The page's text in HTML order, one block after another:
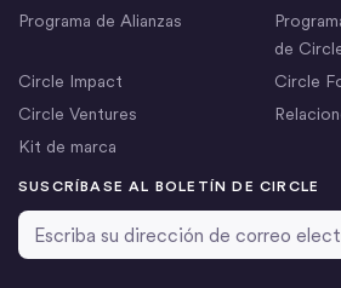
Programa de Alianzas
de
Circle Impact
Circle
Circle Ventures
Kit de marca
SUSCRÍBASE AL BOLETÍN DE CIRCLE
Dirección de correo